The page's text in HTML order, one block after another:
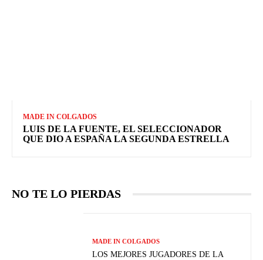
MADE IN COLGADOS
LUIS DE LA FUENTE, EL SELECCIONADOR
QUE DIO A ESPAÑA LA SEGUNDA ESTRELLA
NO TE LO PIERDAS
MADE IN COLGADOS
LOS MEJORES JUGADORES DE LA